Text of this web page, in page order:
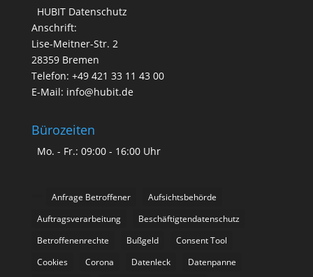
HUBIT Datenschutz
Anschrift:
Lise-Meitner-Str. 2
28359 Bremen
Telefon: +49 421 33 11 43 00
E-Mail: info@hubit.de
Bürozeiten
Mo. - Fr.: 09:00 - 16:00 Uhr
Anfrage Betroffener
Aufsichtsbehörde
Auftragsverarbeitung
Beschäftigtendatenschutz
Betroffenenrechte
Bußgeld
Consent Tool
Cookies
Corona Datenleck
Datenpanne